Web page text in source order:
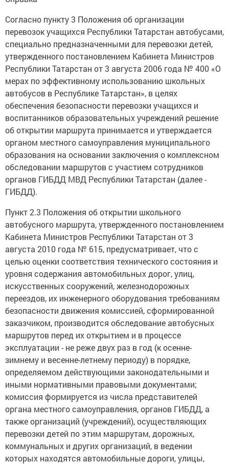
Согласно пункту 3 Положения об организации
перевозок учащихся Республики Татарстан автобусами,
специально предназначенными для перевозки детей,
утвержденного постановлением Кабинета Министров
Республики Татарстан от 3 августа 2006 года № 400 «О
мерах по эффективному использованию школьных
автобусов в Республике Татарстан», в целях
обеспечения безопасности перевозки учащихся и
воспитанников образовательных учреждений решение
об открытии маршрута принимается и утверждается
органом местного самоуправления муниципального
образования на основании заключения о комплексном
обследовании маршрутов с участием сотрудников
органов ГИБДД МВД Республики Татарстан (далее -
ГИБДД).
Пункт 2.3 Положения об открытии школьного
автобусного маршрута, утвержденного постановлением
Кабинета Министров Республики Татарстан от 3
августа 2010 года № 615, предусматривает, что с
целью оценки соответствия технического состояния и
уровня содержания автомобильных дорог, улиц,
искусственных сооружений, железнодорожных
переездов, их инженерного оборудования требованиям
безопасности движения комиссией, сформированной
заказчиком, производится обследование автобусных
маршрутов перед их открытием и в процессе
эксплуатации - не реже двух раз в год (к осенне-
зимнему и весенне-летнему периоду) в порядке,
определяемом действующими законодательными и
иными нормативными правовыми документами;
комиссия формируется из числа представителей
органа местного самоуправления, органов ГИБДД, а
также организаций (учреждений), осуществляющих
перевозки детей по этим маршрутам, дорожных,
коммунальных и других организаций, в ведении
которых находятся автомобильные дороги, улицы,